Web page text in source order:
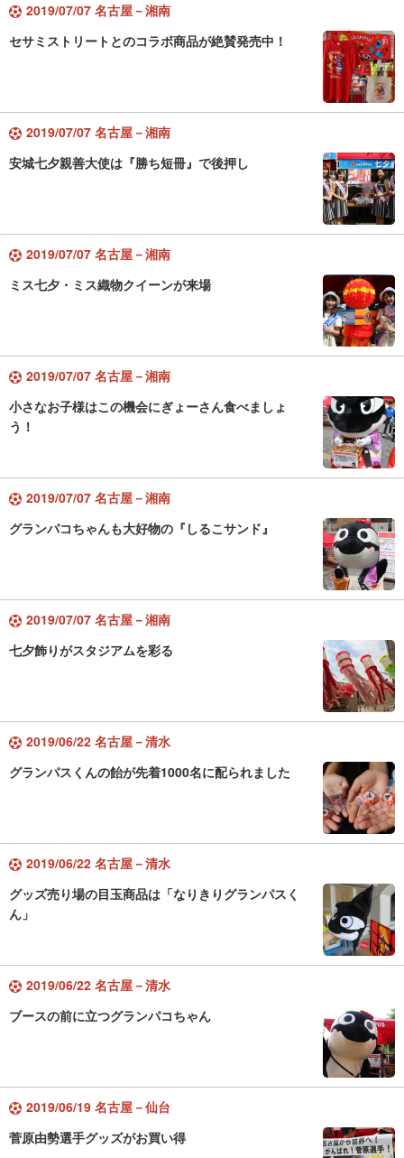
2019/07/07 名古屋－湘南
セサミストリートとのコラボ商品が絶賛発売中！
2019/07/07 名古屋－湘南
安城七夕親善大使は『勝ち短冊』で後押し
2019/07/07 名古屋－湘南
ミス七夕・ミス織物クイーンが来場
2019/07/07 名古屋－湘南
小さなお子様はこの機会にぎょーさん食べましょ
う！
2019/07/07 名古屋－湘南
グランパコちゃんも大好物の『しるこサンド』
2019/07/07 名古屋－湘南
七夕飾りがスタジアムを彩る
2019/06/22 名古屋－清水
グランパスくんの飴が先着1000名に配られました
2019/06/22 名古屋－清水
グッズ売り場の目玉商品は「なりきりグランパスく
ん」
2019/06/22 名古屋－清水
ブースの前に立つグランパコちゃん
2019/06/19 名古屋－仙台
菅原由勢選手グッズがお買い得